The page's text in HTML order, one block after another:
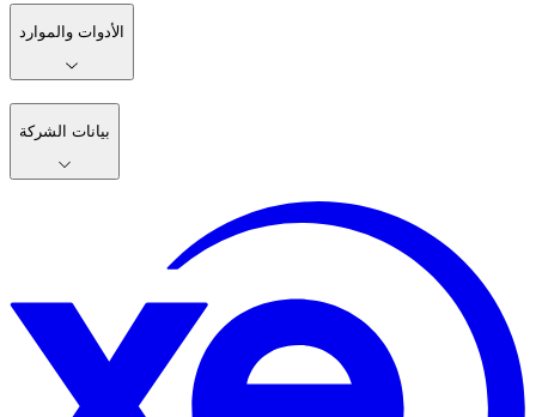
الأدوات والموارد
بيانات الشركة